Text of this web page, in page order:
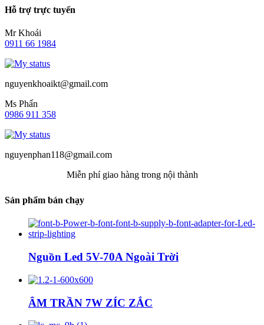
Hỗ trợ trực tuyến
Mr Khoái
0911 66 1984
nguyenkhoaikt@gmail.com
Ms Phấn
0986 911 358
nguyenphan118@gmail.com
Miễn phí giao hàng trong nội thành
Sản phẩm bán chạy
Nguồn Led 5V-70A Ngoài Trời
ÂM TRẦN 7W ZÍC ZẮC